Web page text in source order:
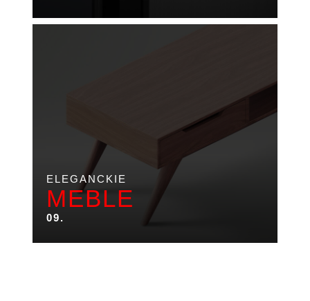
ELEGANCKIE
MEBLE
09.